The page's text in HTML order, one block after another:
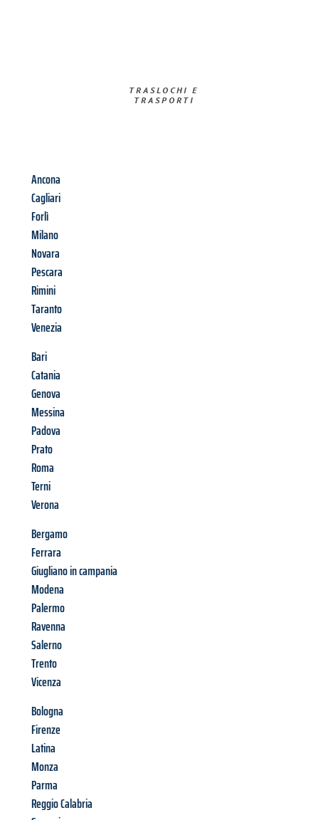
TRASLOCHI E
TRASPORTI​
Ancona
Cagliari
Forlì
Milano
Novara
Pescara
Rimini
Taranto
Venezia
Bari
Catania
Genova
Messina
Padova
Prato
Roma
Terni
Verona
Bergamo
Ferrara
Giugliano in campania
Modena
Palermo
Ravenna
Salerno
Trento
Vicenza
Bologna
Firenze
Latina
Monza
Parma
Reggio Calabria